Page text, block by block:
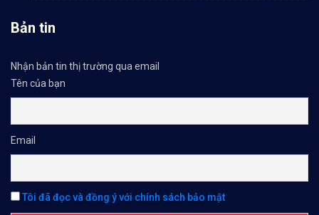
Bản tin
Nhận bản tin thị trường qua email
Tên của bạn
Email
Tôi đã đọc và đồng ý với chính sách bảo mật